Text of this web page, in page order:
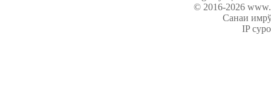
© 2016-2026
Санаи
IP